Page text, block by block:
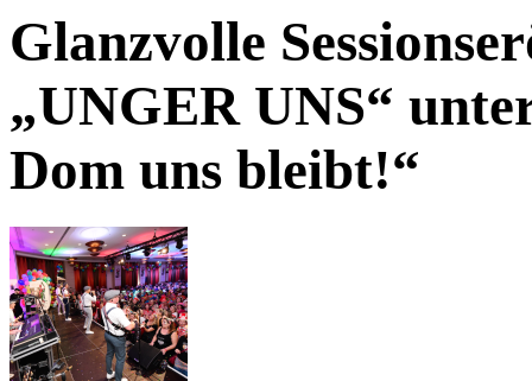
Glanzvolle
„UNGER UNS“
Dom uns bleibt!“